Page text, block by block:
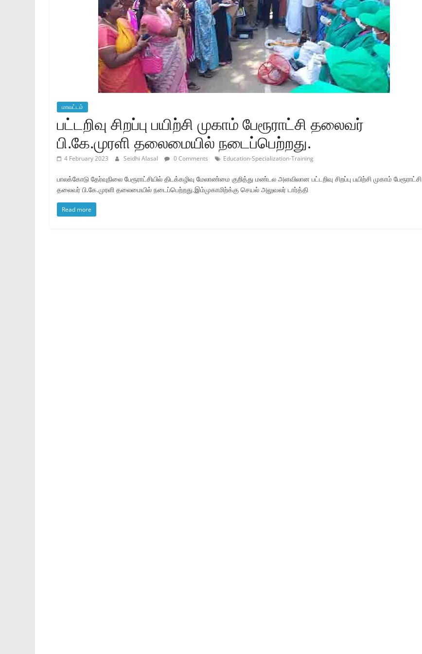
மாவட்டம்
பட்டறிவு சிறப்பு பயிற்சி முகாம் பேரூராட்சி தலைவர்
பி.கே.முரளி தலைமையில் நடைப்பெற்றது.
4 February 2023 Seidhi Alasal 0 Comments Education-Specialization-Training
பாலக்கோடு தேர்வுநிலை பேரூராட்சியில் திடக்கழிவு மேலாண்மை குறித்து மண்டல அளவிலான பட்டறிவு சிறப்பு பயிற்சி முகாம் பேரூராட்சி
தலைவர் பி.கே.முரளி தலைமையில் நடைப்பெற்றது.இம்முகாமிற்க்கு செயல் அலுவலர் டார்த்தி
Read more